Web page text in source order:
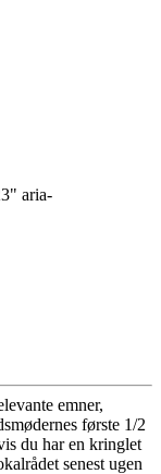
aria-
emner,
første 1/2
du har en kringlet
senest ugen